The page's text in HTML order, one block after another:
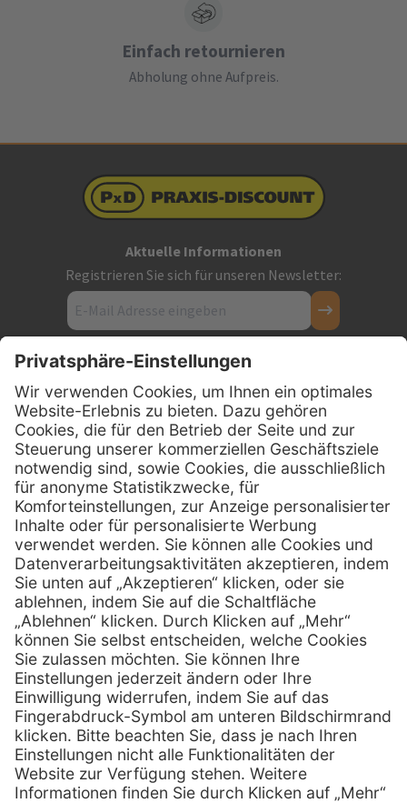
Einfach retournieren
Abholung ohne Aufpreis.
Aktuelle Informationen
Registrieren Sie sich für unseren Newsletter:
Kontakt
Firmensitz
PxD Praxis-Discount GmbH
Hans-Wunderlich-Straße 7
D-49078 Osnabrück
Telefon: 0800 - 600 66 30
Telefon:0800 - 07 01 96
E-Mail:info @ praxis-discount.de
Services
Serviceversprechen
Sprechstundenbedarf
Retoure anmelden
Hilfe
FAQs
Kontakt
Lob & Kritik
Zertifikat Rechtliches
Impressum
Datenschutz